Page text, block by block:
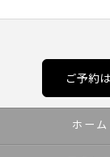
ご予約
ホーム